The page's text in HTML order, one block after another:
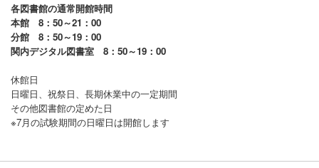
各図書館の通常開館時間
本館 8：50～21：00
分館 8：50～19：00
関内デジタル図書室 8：50～19：00
休館日
日曜日、祝祭日、長期休業中の一定期間
その他図書館の定めた日
※7月の試験期間の日曜日は開館します